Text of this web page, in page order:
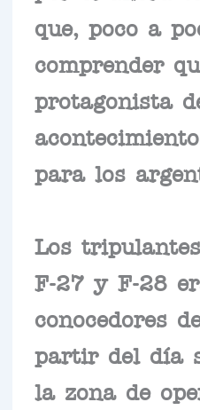
que, poco a
comprender
protagonista
para los
Los
F-27 y F-28
conocedores
partir del día
la zona de